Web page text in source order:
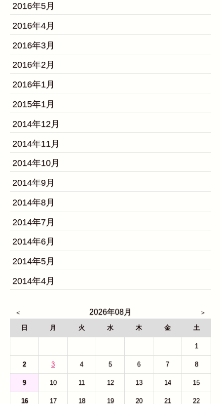
2016年5月
2016年4月
2016年3月
2016年2月
2016年1月
2015年1月
2014年12月
2014年11月
2014年10月
2014年9月
2014年8月
2014年7月
2014年6月
2014年5月
2014年4月
2026年08月
日 月 火 水 木 金 土
1
2 3 4 5 6 7 8
9 10 11 12 13 14 15
16 17 18 19 20 21 22